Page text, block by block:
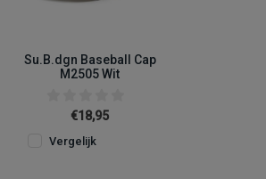
Su.B.dgn Baseball Cap
M2505 Wit
€18,95
Vergelijk